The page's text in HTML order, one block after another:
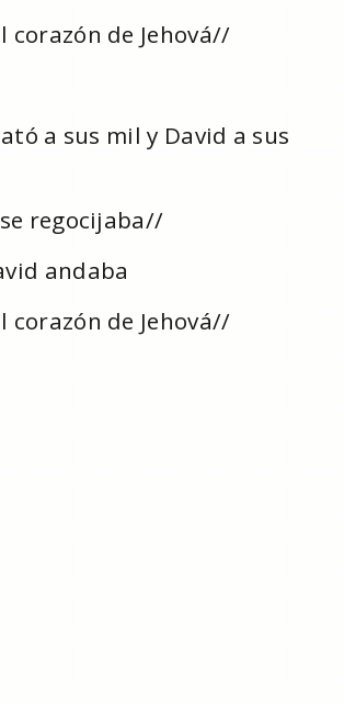
corazón de Jehová//
a sus mil y David a sus
regocijaba//
andaba
corazón de Jehová//